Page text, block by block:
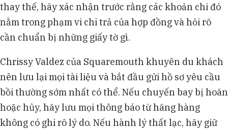
thay thế, hãy xác nhận trước rằng các khoản chi đó
nằm trong phạm vi chi trả của hợp đồng và hỏi rõ
cần chuẩn bị những giấy tờ gì.
Chrissy Valdez của Squaremouth khuyên du khách
nên lưu lại mọi tài liệu và bắt đầu gửi hồ sơ yêu cầu
bồi thường sớm nhất có thể. Nếu chuyến bay bị hoãn
hoặc hủy, hãy lưu mọi thông báo từ hãng hàng
không có ghi rõ lý do. Nếu hành lý thất lạc, hãy giữ